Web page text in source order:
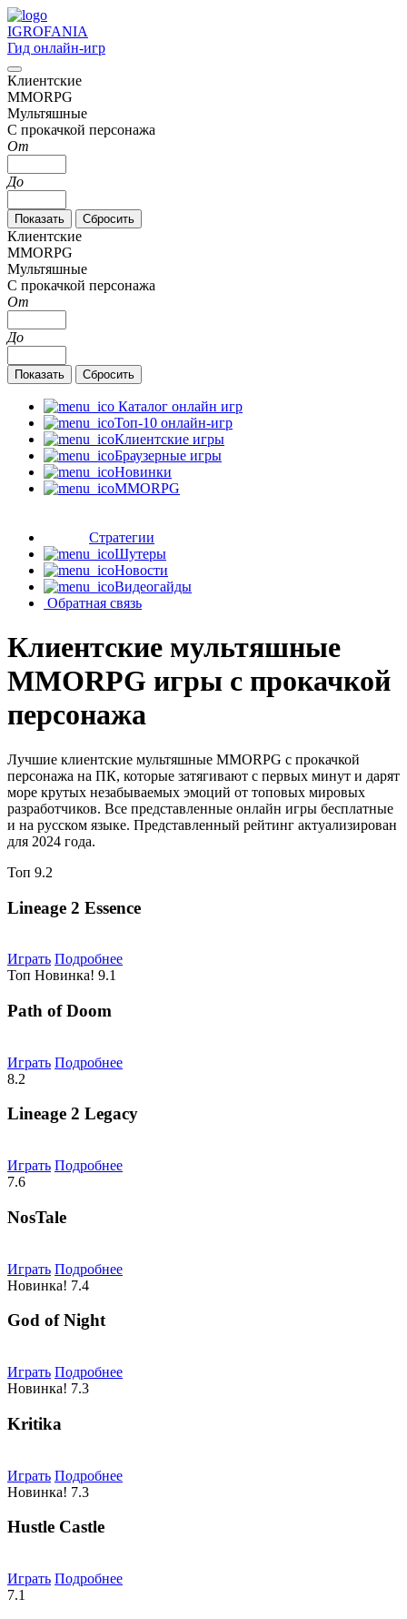
IGROFANIA
Гид онлайн-игр
Клиентские
MMORPG
Мультяшные
С прокачкой персонажа
От
До
Клиентские
MMORPG
Мультяшные
С прокачкой персонажа
От
До
Каталог онлайн игр
Топ-10 онлайн-игр
Клиентские игры
Браузерные игры
Новинки
MMORPG
Стратегии
Шутеры
Новости
Видеогайды
Обратная связь
Клиентские мультяшные
MMORPG игры с прокачкой
персонажа
Лучшие клиентские мультяшные MMORPG с прокачкой
персонажа на ПК, которые затягивают с первых минут и дарят
море крутых незабываемых эмоций от топовых мировых
разработчиков. Все представленные онлайн игры бесплатные
и на русском языке. Представленный рейтинг актуализирован
для 2024 года.
Топ 9.2
Lineage 2 Essence
Играть Подробнее
Топ Новинка! 9.1
Path of Doom
Играть Подробнее
8.2
Lineage 2 Legacy
Играть Подробнее
7.6
NosTale
Играть Подробнее
Новинка! 7.4
God of Night
Играть Подробнее
Новинка! 7.3
Kritika
Играть Подробнее
Новинка! 7.3
Hustle Castle
Играть Подробнее
7.1